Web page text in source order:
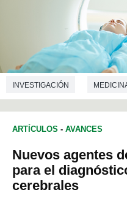
INVESTIGACIÓN
ARTÍCULOS - AVANCES
Nuevos agentes
para el
cerebrales